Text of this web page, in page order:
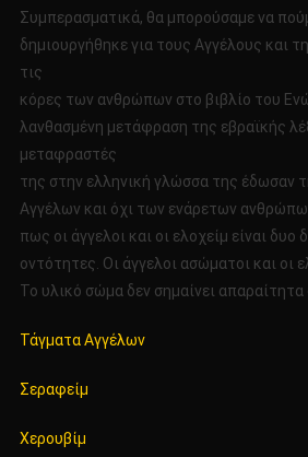
Συμπερασματικά, θα μπορούσαμε να
δημιουργήθηκε για τους Αγγέλους και
τις
κόρες των ανθρώπων στο βιβλίο του
λανθασμένη μετάφραση της εβραϊκής
μεταφραστές
της στην ελληνική γλώσσα της έδωσαν
Αγγέλων και όχι των ενάρετων
πως οι άγγελοι και οι ελοχείμ είναι δυο
οντότητες. Οι άγγελοι ασώματοι και οι
Το υλικό σώμα δεν σημαίνει απαραίτητα
Τάγματα Αγγέλων
Σεραφείμ
Χερουβίμ